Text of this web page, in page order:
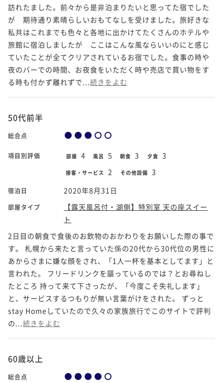
訪れたました。前々から是非泊まりたいと思ってた宿でした
が 期待通り素晴らしいおもてなしを受けました。旅好きな
私共はこれまでも色々と各地に出かけてたくさんのホテルや
旅館に宿泊しましたが ここはこんな風ならいいのにと感じ
ていたことが全てクリアされているお宿でした。食事の時や
夜のバーでの時間、お夜食をいただく時や売店で買い物をす
る時も付かず離れずで... 続きをよむ
50代前半
総合点
項目別評価 部屋 4 風呂 5 朝食 3 夕食 3
接客・サービス 2 その他設備 3
宿泊日 2020年8月31日
部屋タイプ
【露天風呂付・湖側】特別室 天の座スイー
ト
2日目の朝食で食後のお飲物のおかわりをお願いした際の事で
す。 札幌から来たと言っていた係の20代から30代位の男性に
あからさまに嫌な顔をされ、「1人一杯を基本としてます」と
言われた。 フリードリンクを謳っているのでは？とお尋ねし
たところ 持って来て下さったが、「今度こそ失礼します」
と、サービスするつもりが無い言葉がけをされた。 ずっと
stay Homeしていたので久々の家族旅行でこのサイトで評判
の... 続きをよむ
60歳以上
総合点